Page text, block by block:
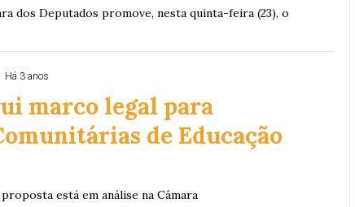
dos Deputados promove, nesta quinta-feira (23), o
Há 3 anos
marco legal para
de Educação
está em análise na Câmara